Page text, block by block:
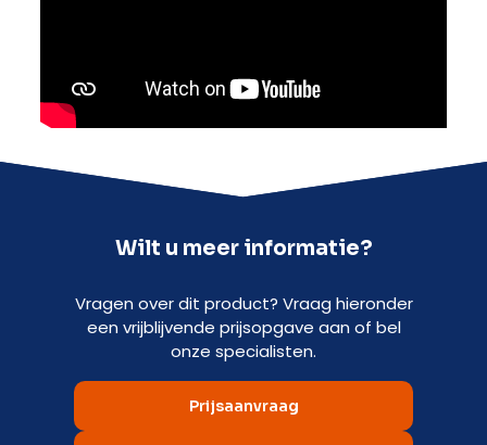
Wilt u meer informatie?
Vragen over dit product? Vraag hieronder
een vrijblijvende prijsopgave aan of bel
onze specialisten.
Prijsaanvraag